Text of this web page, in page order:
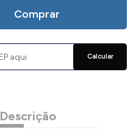
Comprar
Calcular
Descrição